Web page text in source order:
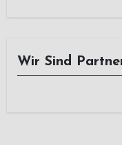
Wir Sind